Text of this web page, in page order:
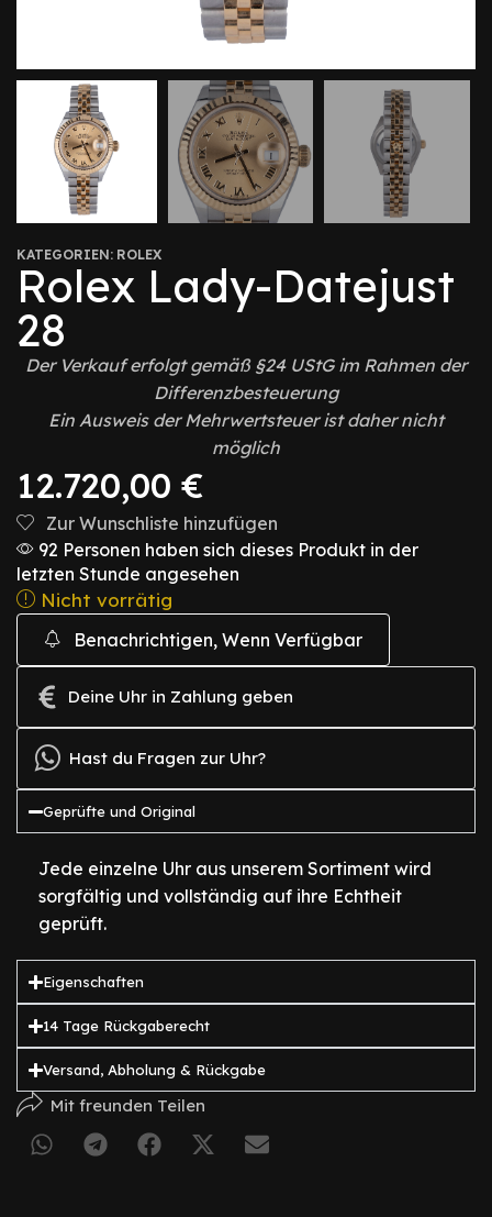
KATEGORIEN: ROLEX
Rolex Lady-Datejust
28
Der Verkauf erfolgt gemäß §24 UStG im Rahmen der
Differenzbesteuerung
Ein Ausweis der Mehrwertsteuer ist daher nicht
möglich
12.720,00 €
Zur Wunschliste hinzufügen
92 Personen haben sich dieses Produkt in der
letzten Stunde angesehen
Nicht vorrätig
Benachrichtigen, Wenn Verfügbar
Deine Uhr in Zahlung geben
Hast du Fragen zur Uhr?
Geprüfte und Original
Jede einzelne Uhr aus unserem Sortiment wird
sorgfältig und vollständig auf ihre Echtheit
geprüft.
Eigenschaften
14 Tage Rückgaberecht
Versand, Abholung & Rückgabe
Mit freunden Teilen